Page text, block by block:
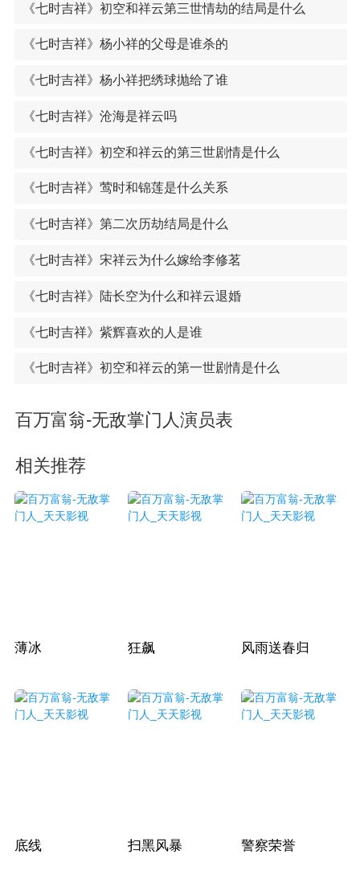
《七时吉祥》初空和祥云第三世情劫的结局是什么
《七时吉祥》杨小祥的父母是谁杀的
《七时吉祥》杨小祥把绣球抛给了谁
《七时吉祥》沧海是祥云吗
《七时吉祥》初空和祥云的第三世剧情是什么
《七时吉祥》莺时和锦莲是什么关系
《七时吉祥》第二次历劫结局是什么
《七时吉祥》宋祥云为什么嫁给李修茗
《七时吉祥》陆长空为什么和祥云退婚
《七时吉祥》紫辉喜欢的人是谁
《七时吉祥》初空和祥云的第一世剧情是什么
百万富翁-无敌掌门人演员表
相关推荐
薄冰 狂飙 风雨送春归
底线 扫黑风暴 警察荣誉